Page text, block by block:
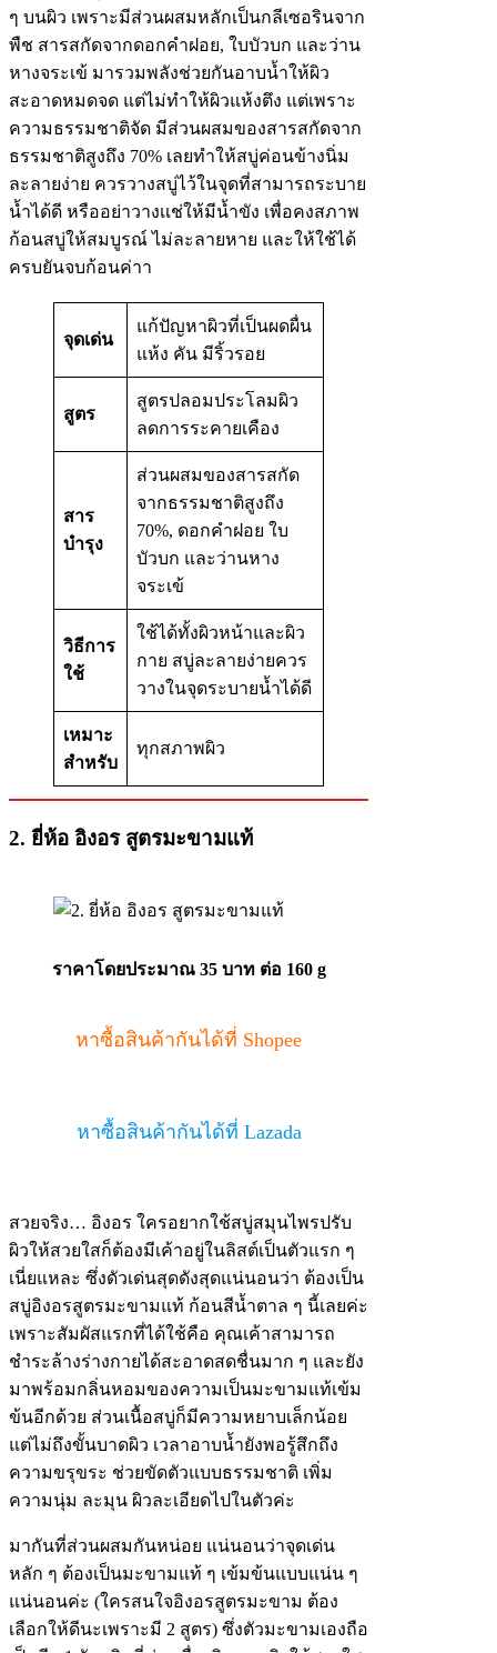
ๆ บนผิว เพราะมีส่วนผสมหลักเป็นกลีเซอรินจาก
พืช สารสกัดจากดอกคำฝอย, ใบบัวบก และว่าน
หางจระเข้ มารวมพลังช่วยกันอาบน้ำให้ผิว
สะอาดหมดจด แต่ไม่ทำให้ผิวแห้งตึง แต่เพราะ
ความธรรมชาติจัด มีส่วนผสมของสารสกัดจาก
ธรรมชาติสูงถึง 70% เลยทำให้สบู่ค่อนข้างนิ่ม
ละลายง่าย ควรวางสบู่ไว้ในจุดที่สามารถระบาย
น้ำได้ดี หรืออย่าวางเเช่ให้มีน้ำขัง เพื่อคงสภาพ
ก้อนสบู่ให้สมบูรณ์ ไม่ละลายหาย และให้ใช้ได้
ครบยันจบก้อนค่าา
จุดเด่น
แก้ปัญหาผิวที่เป็นผดผื่น
แห้ง คัน มีริ้วรอย
สูตร
สูตรปลอมประโลมผิว
ลดการระคายเคือง
สาร
บำรุง
ส่วนผสมของสารสกัด
จากธรรมชาติสูงถึง
70%, ดอกคำฝอย ใบ
บัวบก และว่านหาง
จระเข้
วิธีการ
ใช้
ใช้ได้ทั้งผิวหน้าและผิว
กาย สบู่ละลายง่ายควร
วางในจุดระบายน้ำได้ดี
เหมาะ
สำหรับ
ทุกสภาพผิว
2. ยี่ห้อ อิงอร สูตรมะขามแท้
ราคาโดยประมาณ 35 บาท ต่อ 160 g
หาซื้อสินค้ากันได้ที่ Shopee
หาซื้อสินค้ากันได้ที่ Lazada
สวยจริง… อิงอร ใครอยากใช้สบู่สมุนไพรปรับ
ผิวให้สวยใสก็ต้องมีเค้าอยู่ในลิสต์เป็นตัวแรก ๆ
เนี่ยแหละ ซึ่งดัวเด่นสุดดังสุดแน่นอนว่า ต้องเป็น
สบู่อิงอรสูตรมะขามแท้ ก้อนสีน้ำตาล ๆ นี้เลยค่ะ
เพราะสัมผัสแรกที่ได้ใช้คือ คุณเค้าสามารถ
ชำระล้างร่างกายได้สะอาดสดชื่นมาก ๆ และยัง
มาพร้อมกลิ่นหอมของความเป็นมะขามแท้เข้ม
ข้นอีกด้วย ส่วนเนื้อสบู่ก็มีความหยาบเล็กน้อย
แต่ไม่ถึงขั้นบาดผิว เวลาอาบน้ำยังพอรู้สึกถึง
ความขรุขระ ช่วยขัดตัวแบบธรรมชาติ เพิ่ม
ความนุ่ม ละมุน ผิวละเอียดไปในตัวค่ะ
มากันที่ส่วนผสมกันหน่อย แน่นอนว่าจุดเด่น
หลัก ๆ ต้องเป็นมะขามแท้ ๆ เข้มข้นแบบแน่น ๆ
แน่นอนค่ะ (ใครสนใจอิงอรสูตรมะขาม ต้อง
เลือกให้ดีนะเพราะมี 2 สูตร) ซึ่งตัวมะขามเองถือ